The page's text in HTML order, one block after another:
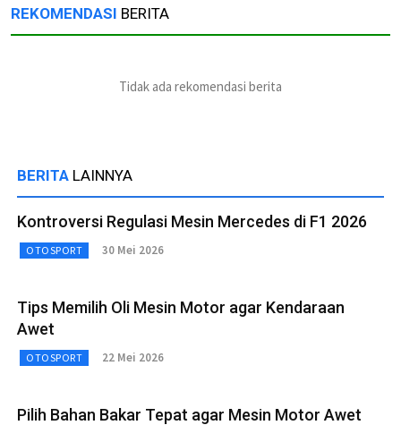
REKOMENDASI BERITA
Tidak ada rekomendasi berita
BERITA LAINNYA
Kontroversi Regulasi Mesin Mercedes di F1 2026
OTOSPORT 30 Mei 2026
Tips Memilih Oli Mesin Motor agar Kendaraan
Awet
OTOSPORT 22 Mei 2026
Pilih Bahan Bakar Tepat agar Mesin Motor Awet